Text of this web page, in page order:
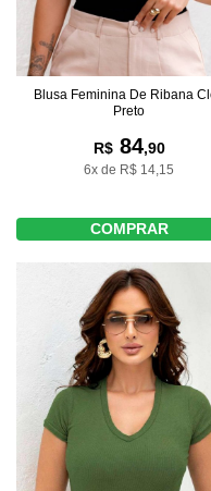
Blusa Feminina De Ribana
Preto
R$84,90
6x de R$ 14,15
COMPRAR